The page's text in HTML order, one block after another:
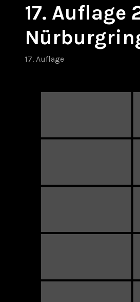
17. Auflage
17. Auflage